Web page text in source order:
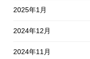
2025年1月
2024年12月
2024年11月